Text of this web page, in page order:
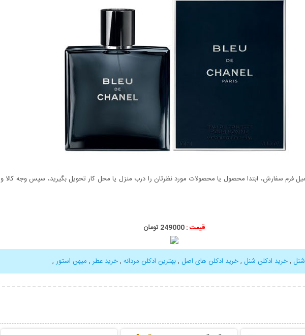
فرم سفارش، ابتدا محصول یا محصولات مورد نظرتان را درب منزل یا محل کار تحویل بگیرید، سپس وجه کالا و
قیمت :249000 تومان
شنل ,خرید ادکلن شنل ,خرید ادکلن های اصل ,بهترین ادکلن مردانه ,خرید عطر , میهن استور ,